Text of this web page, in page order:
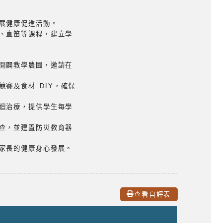
健康促進活動。
直笛等課程，建立學
闢教學農園，邀請在
賽及食材 DIY，確保
治療，提供學生每學
，並建置防災教育器
長的健康身心發展。
查看自評表